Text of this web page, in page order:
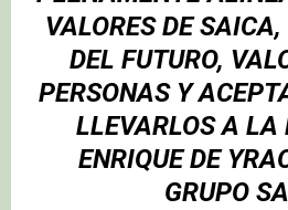
VALORES DE
DEL FUTURO,
PERSONAS Y
LLEVARLOS A LA
ENRIQUE DE
GRUPO